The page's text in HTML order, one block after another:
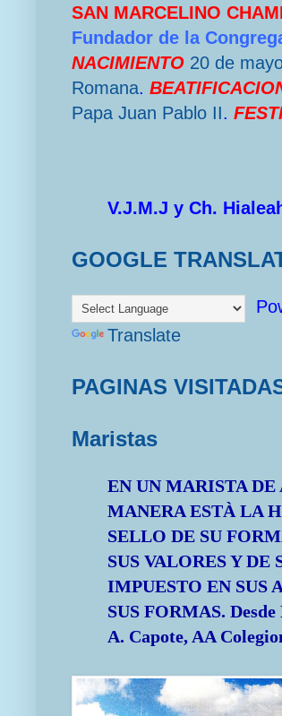
SAN MARCELINO
Fundador de la
NACIMIENTO 20 de
Romana.
Papa Juan Pablo II.
V.J.M.J y Ch.
GOOGLE
Translate
PAGINAS
Maristas
EN UN MARISTA DE
MANERA ESTÀ LA
SELLO DE SU
SUS VALORES Y DE
IMPUESTO EN SUS
SUS FORMAS. Desde
A. Capote, AA